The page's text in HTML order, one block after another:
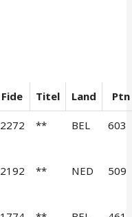
Fide Titel Land Ptn
2272 ** BEL 603
2192 ** NED 509